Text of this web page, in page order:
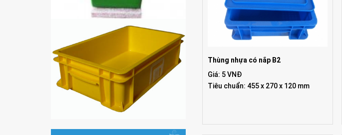
Thùng nhựa có nắp B2
Giá: 5 VNĐ
Tiêu chuẩn: 455 x 270 x 120 mm